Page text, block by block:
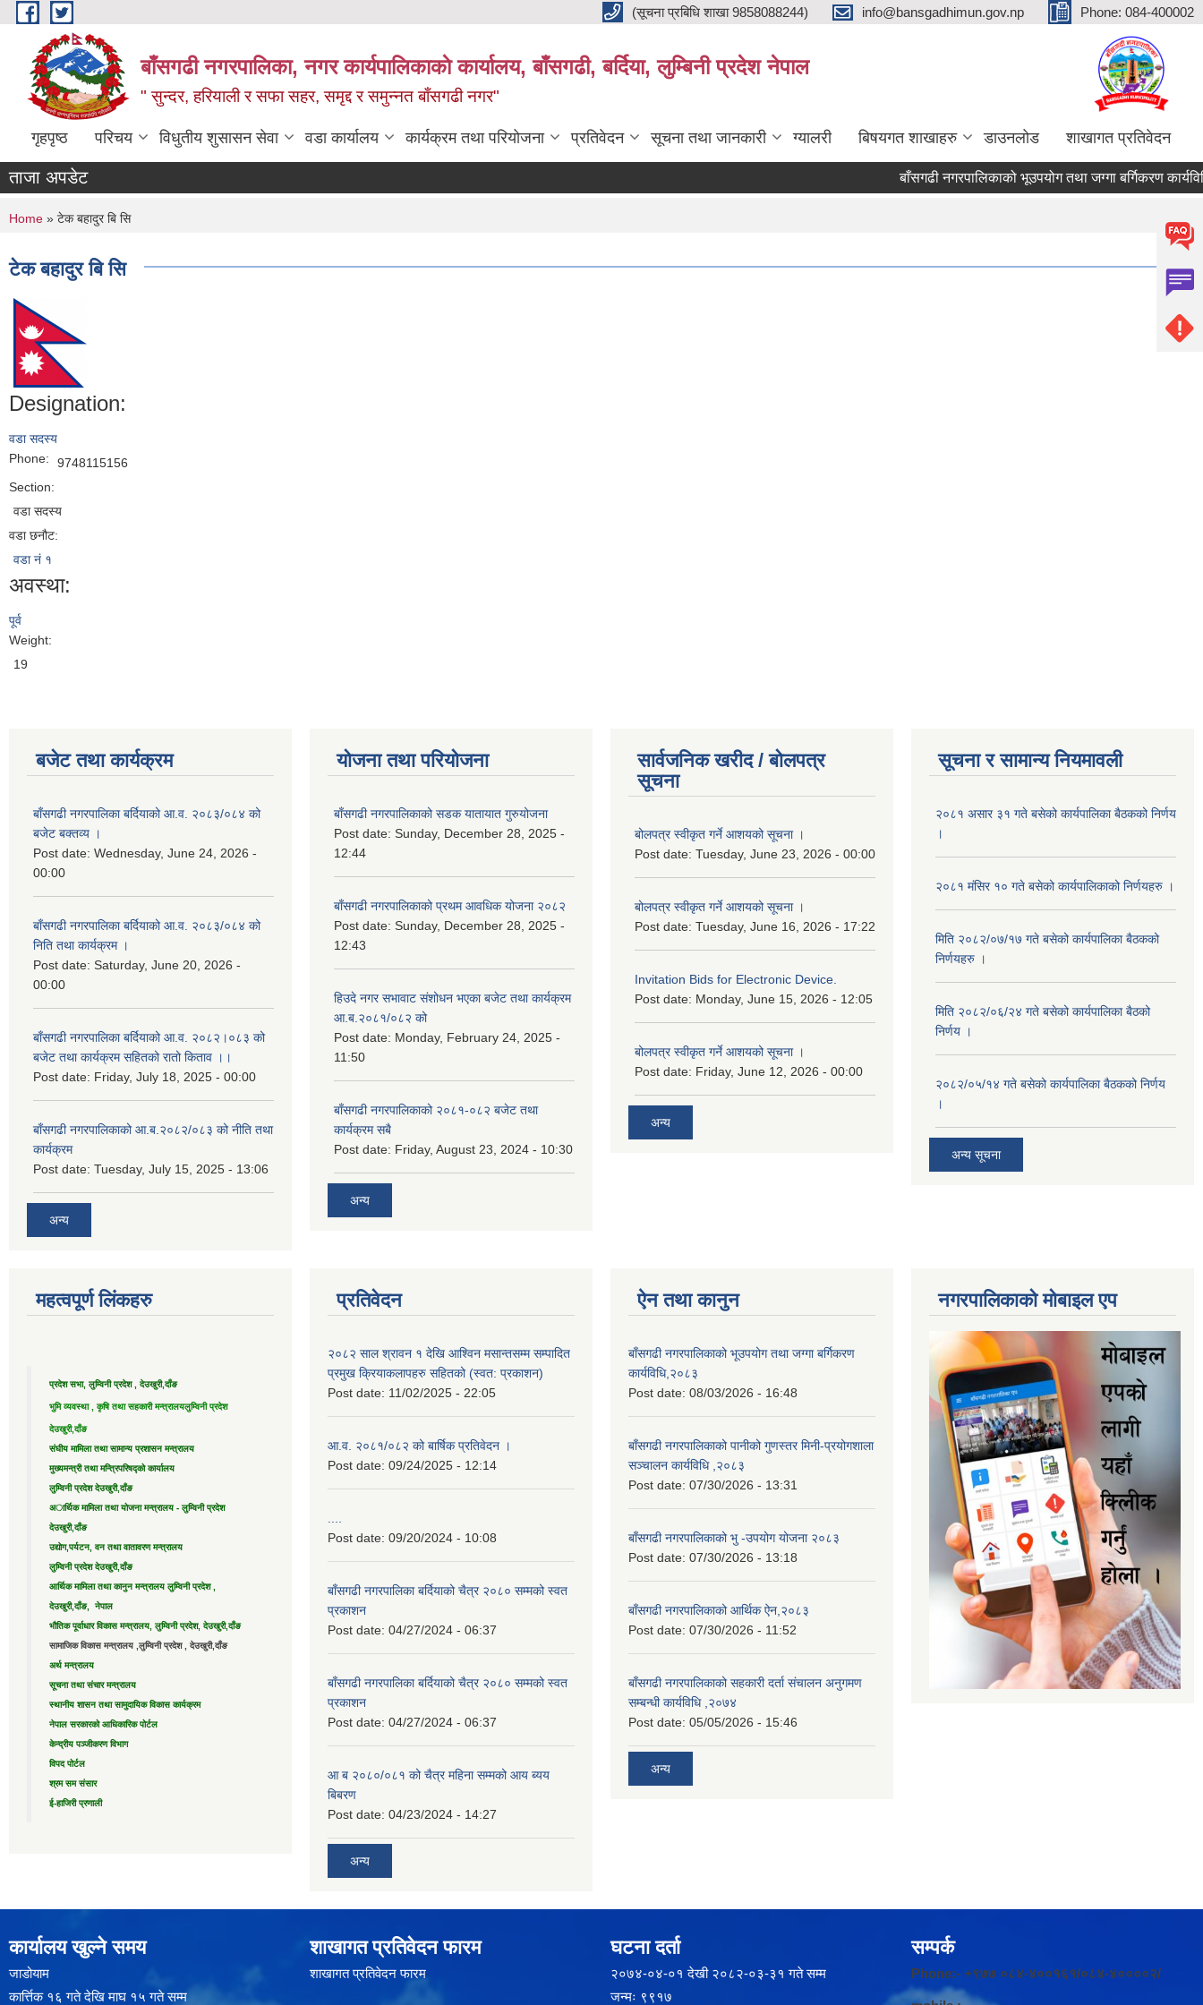
Skip to main content (सूचना प्रबिधि शाखा 9858088244) info@bansgadhimun.gov.np Phone: 084-400002
बाँसगढी नगरपालिका, नगर कार्यपालिकाकाे कार्यालय, बाँसगढी, बर्दिया, लुम्बिनी प्रदेश नेपाल
" सुन्दर, हरियाली र सफा सहर, समृद्द र समुन्नत बाँसगढी नगर"
गृहपृष्ठ परिचय विधुतीय शुसासन सेवा वडा कार्यालय कार्यक्रम तथा परियोजना प्रतिवेदन सूचना तथा जानकारी ग्यालरी बिषयगत शाखाहरु डाउनलोड शाखागत प्रतिवेदन
ताजा अपडेट बाँसगढी नगरपालिकाको भूउपयोग तथा जग्गा बर्गिकरण
You are here
Home » टेक बहादुर बि सि
टेक बहादुर बि सि
Designation:
वडा सदस्य
Phone:
9748115156
Section:
वडा सदस्य
वडा छनौट:
वडा नं १
अवस्था:
पूर्व
Weight:
19
बजेट तथा कार्यक्रम
बाँसगढी नगरपालिका बर्दियाको आ.व. २०८३/०८४ को
बजेट बक्तव्य ।
Post date: Wednesday, June 24, 2026 -
00:00
बाँसगढी नगरपालिका बर्दियाको आ.व. २०८३/०८४ को
निति तथा कार्यक्रम ।
Post date: Saturday, June 20, 2026 -
00:00
बाँसगढी नगरपालिका बर्दियाको आ.व. २०८२।०८३ को
बजेट तथा कार्यक्रम सहितको रातो किताव ।।
Post date: Friday, July 18, 2025 - 00:00
बाँसगढी नगरपालिकाको आ.ब.२०८२/०८३ को नीति तथा
कार्यक्रम
Post date: Tuesday, July 15, 2025 - 13:06
अन्य
योजना तथा परियोजना
बाँसगढी नगरपालिकाको सडक यातायात गुरुयोजना
Post date: Sunday, December 28, 2025 -
12:44
बाँसगढी नगरपालिकाको प्रथम आवधिक योजना २०८२
Post date: Sunday, December 28, 2025 -
12:43
हिउदे नगर सभावाट संशोधन भएका बजेट तथा कार्यक्रम
आ.ब.२०८१/०८२ को
Post date: Monday, February 24, 2025 -
11:50
बाँसगढी नगरपालिकाको २०८१-०८२ बजेट तथा
कार्यक्रम सबै
Post date: Friday, August 23, 2024 - 10:30
अन्य
सार्वजनिक खरीद / बोलपत्र
सूचना
बोलपत्र स्वीकृत गर्ने आशयको सूचना ।
Post date: Tuesday, June 23, 2026 - 00:00
बोलपत्र स्वीकृत गर्ने आशयको सूचना ।
Post date: Tuesday, June 16, 2026 - 17:22
Invitation Bids for Electronic Device.
Post date: Monday, June 15, 2026 - 12:05
बोलपत्र स्वीकृत गर्ने आशयको सूचना ।
Post date: Friday, June 12, 2026 - 00:00
अन्य
सूचना र सामान्य नियमावली
२०८१ असार ३१ गते बसेको कार्यपालिका बैठकको निर्णय
।
२०८१ मंसिर १० गते बसेको कार्यपालिकाको निर्णयहरु ।
मिति २०८२/०७/१७ गते बसेको कार्यपालिका बैठकको
निर्णयहरु ।
मिति २०८२/०६/२४ गते बसेको कार्यपालिका बैठको
निर्णय ।
२०८२/०५/१४ गते बसेको कार्यपालिका बैठकको निर्णय
।
अन्य सूचना
महत्वपूर्ण लिंकहरु
प्रदेश सभा, लुम्विनी प्रदेश , देउखुरी,दाँङ
भुमि व्यवस्था , कृषि तथा सहकारी मन्त्रालयलुम्विनी प्रदेश
देउखुरी,दाँङ
संघीय मामिला तथा सामान्य प्रशासन मन्त्रालय
मुख्यमन्त्री तथा मन्त्रिपरिषद्को कार्यालय
लुम्विनी प्रदेश देउखुरी,दाँङ
अार्थिक मामिला तथा योजना मन्त्रालय - लुम्विनी प्रदेश
देउखुरी,दाँङ
उद्याेग,पर्यटन, वन तथा वातावरण मन्त्रालय
लुम्विनी प्रदेश देउखुरी,दाँङ
आर्थिक मामिला तथा कानुन मन्त्रालय लुम्विनी प्रदेश ,
देउखुरी,दाँङ, नेपाल
भौतिक पूर्वाधार विकास मन्त्रालय, लुम्विनी प्रदेश, देउखुरी,दाँङ
सामाजिक विकास मन्त्रालय ,लुम्विनी प्रदेश , देउखुरी,दाँङ
अर्थ मन्त्रालय
सूचना तथा संचार मन्त्रालय
स्थानीय शासन तथा सामुदायिक विकास कार्यक्रम
नेपाल सरकारको आधिकारिक पोर्टल
केन्द्रीय पञ्जीकरण विभाग
विपद पोर्टल
श्रम सम संसार
ई-हाजिरी प्रणाली
प्रतिवेदन
२०८२ साल श्रावन १ देखि आश्विन मसान्तसम्म सम्पादित
प्रमुख क्रियाकलापहरु सहितको (स्वत: प्रकाशन)
Post date: 11/02/2025 - 22:05
आ.व. २०८१/०८२ को बार्षिक प्रतिवेदन ।
Post date: 09/24/2025 - 12:14
Post date: 09/20/2024 - 10:08
बाँसगढी नगरपालिका बर्दियाको चैत्र २०८० सम्मको स्वत
प्रकाशन
Post date: 04/27/2024 - 06:37
बाँसगढी नगरपालिका बर्दियाको चैत्र २०८० सम्मको स्वत
प्रकाशन
Post date: 04/27/2024 - 06:37
आ ब २०८०/०८१ को चैत्र महिना सम्मको आय ब्यय
बिबरण
Post date: 04/23/2024 - 14:27
अन्य
ऐन तथा कानुन
बाँसगढी नगरपालिकाको भूउपयोग तथा जग्गा बर्गिकरण
कार्यविधि,२०८३
Post date: 08/03/2026 - 16:48
बाँसगढी नगरपालिकाको पानीको गुणस्तर मिनी-प्रयोगशाला
सञ्चालन कार्यविधि ,२०८३
Post date: 07/30/2026 - 13:31
बाँसगढी नगरपालिकाको भु -उपयोग योजना २०८३
Post date: 07/30/2026 - 13:18
बाँसगढी नगरपालिकाको आर्थिक ऐन,२०८३
Post date: 07/30/2026 - 11:52
बाँसगढी नगरपालिकाको सहकारी दर्ता संचालन अनुगमण
सम्बन्धी कार्यविधि ,२०७४
Post date: 05/05/2026 - 15:46
अन्य
नगरपालिकाकाे माेबाइल एप
कार्यालय खुल्ने समय
जाडोयाम
कार्त्तिक १६ गते देखि माघ १५ गते सम्म
शाखागत प्रतिवेदन फारम
शाखागत प्रतिवेदन फारम
घटना दर्ता
२‍०७४-०४-०१ देखी २०८२-०३-३१ गते सम्म
जन्मः ९९१७
सम्पर्क
Phone:- +९७७ ०८४-४००१६१/०८४-४००००२/